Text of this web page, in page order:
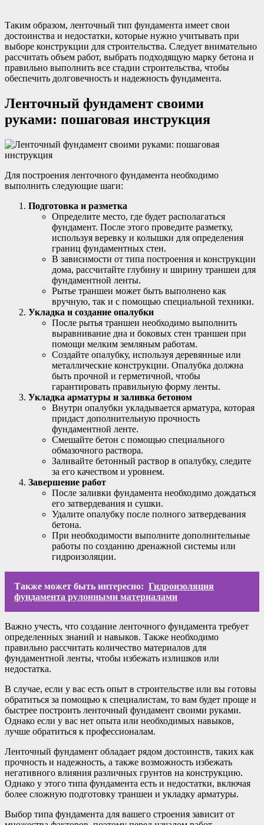
Таким образом, ленточный тип фундамента имеет свои
достоинства и недостатки, которые нужно учитывать при
выборе конструкции для строительства. Следует внимательно
рассчитать объем работ, выбрать подходящую марку бетона и
правильно выполнить все стадии строительства, чтобы
обеспечить долговечность и надежность фундамента.
Ленточный фундамент своими
руками: пошаговая инструкция
Для построения ленточного фундамента необходимо
выполнить следующие шаги:
Подготовка и разметка
Определите место, где будет располагаться
фундамент. После этого проведите разметку,
используя веревку и колышки для определения
границ фундаментных стен.
В зависимости от типа построения и конструкции
дома, рассчитайте глубину и ширину траншеи для
фундаментной ленты.
Рытье траншеи может быть выполнено как
вручную, так и с помощью специальной техники.
Укладка и создание опалубки
После рытья траншеи необходимо выполнить
выравнивание дна и боковых стен траншеи при
помощи мелким земляным работам.
Создайте опалубку, используя деревянные или
металлические конструкции. Опалубка должна
быть прочной и герметичной, чтобы
гарантировать правильную форму ленты.
Укладка арматуры и заливка бетоном
Внутри опалубки укладывается арматура, которая
придаст дополнительную прочность
фундаментной ленте.
Смешайте бетон с помощью специального
обмазочного раствора.
Заливайте бетонный раствор в опалубку, следите
за его качеством и уровнем.
Завершение работ
После заливки фундамента необходимо дождаться
его затвердевания и сушки.
Удалите опалубку после полного затвердевания
бетона.
При необходимости выполните дополнительные
работы по созданию дренажной системы или
гидроизоляции.
Также может быть интересно: Гидроизоляция
фундамента рулонными материалами
Важно учесть, что создание ленточного фундамента требует
определенных знаний и навыков. Также необходимо
правильно рассчитать количество материалов для
фундаментной ленты, чтобы избежать излишков или
недостатка.
В случае, если у вас есть опыт в строительстве или вы готовы
обратиться за помощью к специалистам, то вам будет проще и
быстрее построить ленточный фундамент своими руками.
Однако если у вас нет опыта или необходимых навыков,
лучше обратиться к профессионалам.
Ленточный фундамент обладает рядом достоинств, таких как
прочность и надежность, а также возможность избежать
негативного влияния различных грунтов на конструкцию.
Однако у этого типа фундамента есть и недостатки, включая
более сложную подготовку траншеи и укладку арматуры.
Выбор типа фундамента для вашего строения зависит от